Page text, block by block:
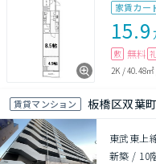
家賃カー
15.9
敷 無料
2K /40.48㎡
賃貸マンション 板橋区双葉
東武東上
新築 / 10